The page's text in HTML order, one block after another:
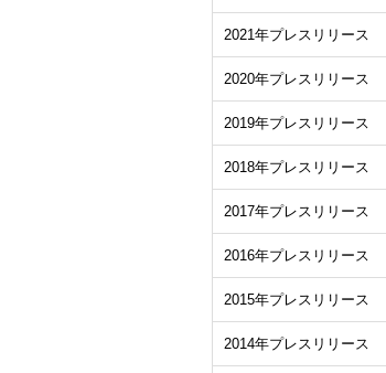
2021年プレスリリース
2020年プレスリリース
2019年プレスリリース
2018年プレスリリース
2017年プレスリリース
2016年プレスリリース
2015年プレスリリース
2014年プレスリリース